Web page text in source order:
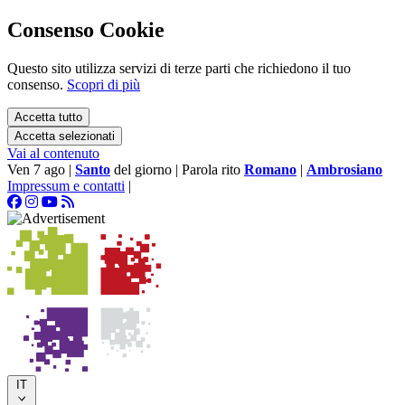
Consenso Cookie
Questo sito utilizza servizi di terze parti che richiedono il tuo
consenso. Scopri di più
Accetta tutto
Accetta selezionati
Vai al contenuto
Ven 7 ago | Santo del giorno | Parola rito Romano | Ambrosiano
Impressum e contatti |
IT